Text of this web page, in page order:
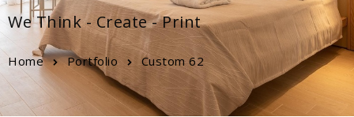
We Think - Create - Print
Home Portfolio Custom 62